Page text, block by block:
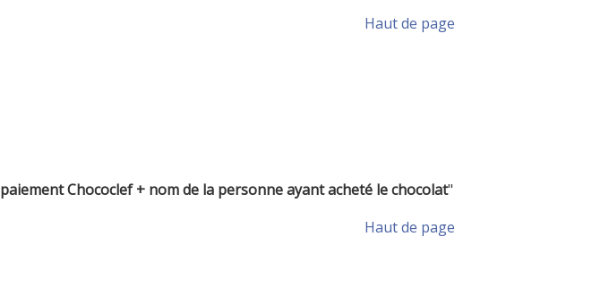
Haut de page
paiement Chococlef + nom de la personne ayant acheté le chocolat"
Haut de page